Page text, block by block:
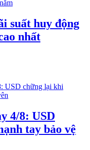
suất huy động
nhất
4/8: USD
tay bảo vệ